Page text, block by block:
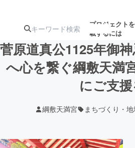
プロジェクト
載するには
注目の新着プロ募
ロ
菅原道真公1125年御
へ心を繋ぐ綱敷天満
にご支
綱敷天満宮 まちづくり・